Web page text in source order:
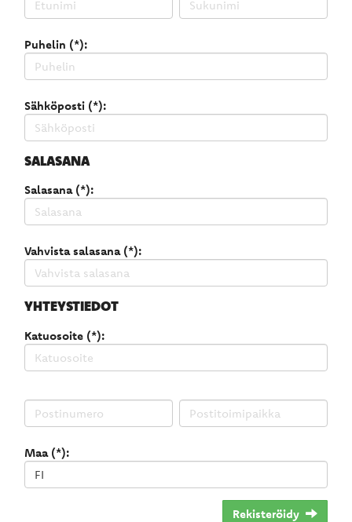
Puhelin (*):
Sähköposti (*):
SALASANA
Salasana (*):
Vahvista salasana (*):
YHTEYSTIEDOT
Katuosoite (*):
Maa (*):
Rekisteröidy